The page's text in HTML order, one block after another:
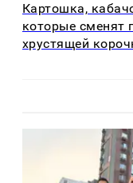
Картошка,
которые сменят
хрустящей